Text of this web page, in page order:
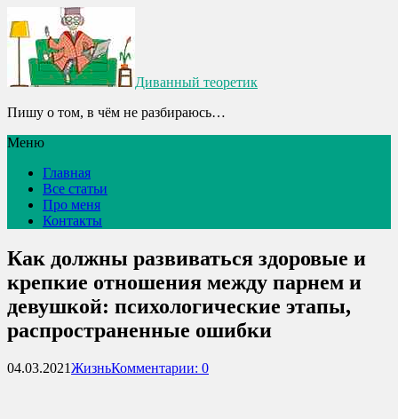
Диванный теоретик
Пишу о том, в чём не разбираюсь…
Меню
Главная
Все статьи
Про меня
Контакты
Как должны развиваться здоровые и
крепкие отношения между парнем и
девушкой: психологические этапы,
распространенные ошибки
04.03.2021ЖизньКомментарии: 0